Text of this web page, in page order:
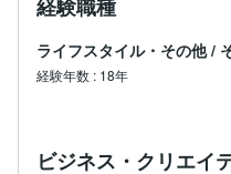
経験職種
ライフスタイル・その他 /
経験年数 : 18年
ビジネス・クリエイ